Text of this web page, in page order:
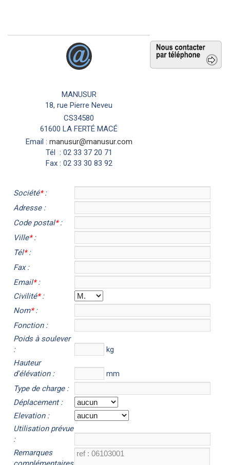
MANUSUR
18, rue Pierre Neveu
CS34580
61600 LA FERTÉ MACÉ
Email : manusur@manusur.com
Tél : 02 33 37 20 71
Fax : 02 33 30 83 92
Société*:
Adresse :
Code postal*:
Ville*:
Tél*:
Fax :
Email*:
Civilité*:
Nom*:
Fonction :
Poids à soulever
:
kg
Hauteur
d'élévation :
mm
Type de charge :
Déplacement :
Elevation :
Utilisation prévue
:
Remarques